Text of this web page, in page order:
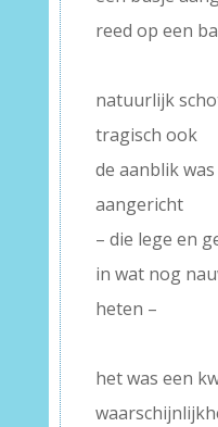
reed op een
natuurlijk
tragisch ook
de aanblik
aangericht
– die lege en
in wat nog
heten –
het was een